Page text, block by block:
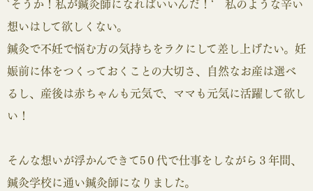
`そうか！私が鍼灸師になればいいんだ！‘ 私のような辛い
想いはして欲しくない。
鍼灸で不妊で悩む方の気持ちをラクにして差し上げたい。妊
娠前に体をつくっておくことの大切さ、自然なお産は選べ
るし、産後は赤ちゃんも元気で、ママも元気に活躍して欲し
い！
そんな想いが浮かんできて5０代で仕事をしながら３年間、
鍼灸学校に通い鍼灸師になりました。